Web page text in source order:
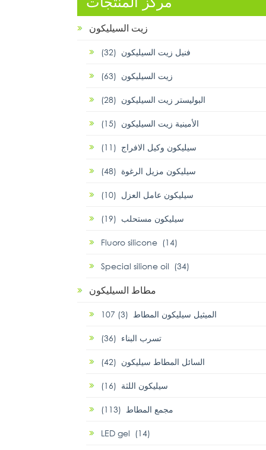
زيت السيليكون
فنيل زيت السيليكون (32)
زيت السيليكون (63)
البوليستر زيت السيليكون (28)
الأمينية زيت السيليكون (15)
سيليكون وكيل الافراج (11)
سيليكون مزيل الرغوة (48)
سيليكون عامل العزل (10)
سيليكون مستحلب (19)
Fluoro silicone (14)
Special silione oil (34)
مطاط السيليكون
107 الميثيل سيليكون المطاط (3)
تسرب البناء (36)
السائل المطاط سيليكون (42)
سيليكون اللثة (16)
مجمع المطاط (113)
LED gel (14)